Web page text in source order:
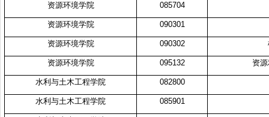
资源环境学院 085704
资源环境学院 090301
资源环境学院 090302
资源环境学院 095132 资
水利与土木工程学院 082800
水利与土木工程学院 085901